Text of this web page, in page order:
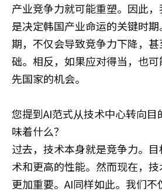
产业竞争力就可能重塑。因此
是决定韩国产业命运的关键时
期，不仅会导致竞争力下降，
础。相反，如果应对得当，也
先国家的机会。
您提到AI范式从技术中心转向目
味着什么？
过去，技术本身就是竞争力。
术和更高的性能。然而现在，
更加重要。AI同样如此。我们